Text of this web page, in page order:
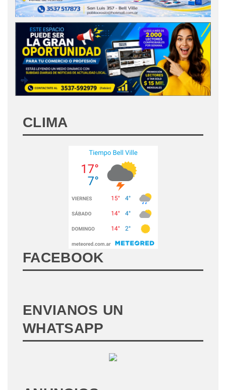
CLIMA
FACEBOOK
ENVIANOS UN
WHATSAPP